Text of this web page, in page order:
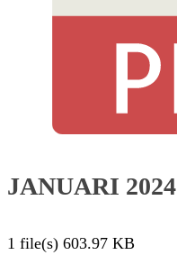
JANUARI 2024
1 file(s) 603.97 KB